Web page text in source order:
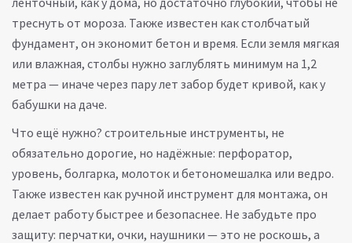
треснуть от мороза. Также известен какстолбчатый
фундамент, он экономит бетон и время. Если земля мягкая
или влажная, столбы нужно заглублять минимум на 1,2
метра — иначе через пару лет забор будет кривой, как у
бабушки на даче.
Что ещё нужно? строительные инструменты, не
обязательно дорогие, но надёжные: перфоратор,
уровень, болгарка, молоток и бетономешалка или ведро.
Также известен как ручной инструмент для монтажа, он
делает работу быстрее и безопаснее. Не забудьте про
защиту: перчатки, очки, наушники — это не роскошь, а